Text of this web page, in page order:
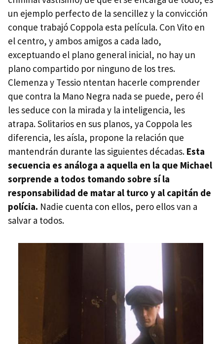
un ejemplo perfecto de la sencillez y la convicción
conque trabajó Coppola esta película. Con Vito en
el centro, y ambos amigos a cada lado,
exceptuando el plano general inicial, no hay un
plano compartido por ninguno de los tres.
Clemenza y Tessio ntentan hacerle comprender
que contra la Mano Negra nada se puede, pero él
les seduce con la mirada y la inteligencia, les
atrapa. Solitarios en sus planos, ya Coppola les
diferencia, les aísla, propone la relación que
mantendrán durante las siguientes décadas. Esta
secuencia es análoga a aquella en la que Michael
sorprende a todos tomando sobre sí la
responsabilidad de matar al turco y al capitán de
polícia. Nadie cuenta con ellos, pero ellos van a
salvar a todos.